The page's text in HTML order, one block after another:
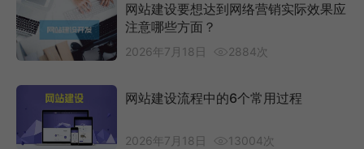
网站建设要想达到网络营销实际效果应
注意哪些方面？
2026年7月18日 2884次
网站建设流程中的6个常用过程
2026年7月18日 13004次